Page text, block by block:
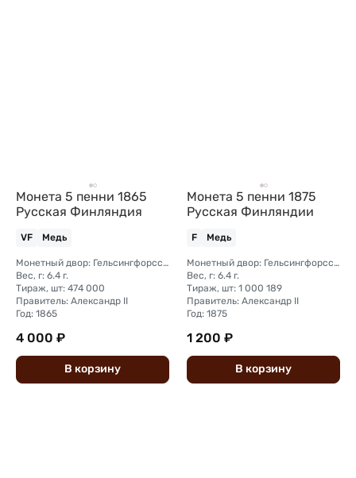
Монета 5 пенни 1865
Русская Финляндия
VF Медь
Монетный двор: Гельсингфорсский монетный двор (Финляндия)
Вес, г: 6.4 г.
Тираж, шт: 474 000
Правитель: Александр II
Год: 1865
4 000 ₽
В корзину
Монета 5 пенни 1875
Русская Финляндии
F Медь
Монетный двор: Гельсингфорсский монетный двор (Финляндия)
Вес, г: 6.4 г.
Тираж, шт: 1 000 189
Правитель: Александр II
Год: 1875
1 200 ₽
В корзину